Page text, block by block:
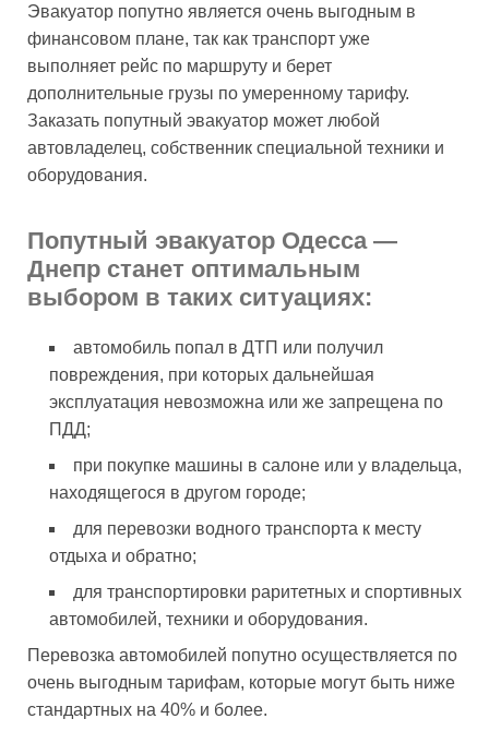
Эвакуатор попутно является очень выгодным в
финансовом плане, так как транспорт уже
выполняет рейс по маршруту и берет
дополнительные грузы по умеренному тарифу.
Заказать попутный эвакуатор может любой
автовладелец, собственник специальной техники и
оборудования.
Попутный эвакуатор Одесса —
Днепр станет оптимальным
выбором в таких ситуациях:
автомобиль попал в ДТП или получил
повреждения, при которых дальнейшая
эксплуатация невозможна или же запрещена по
ПДД;
при покупке машины в салоне или у владельца,
находящегося в другом городе;
для перевозки водного транспорта к месту
отдыха и обратно;
для транспортировки раритетных и спортивных
автомобилей, техники и оборудования.
Перевозка автомобилей попутно осуществляется по
очень выгодным тарифам, которые могут быть ниже
стандартных на 40% и более.